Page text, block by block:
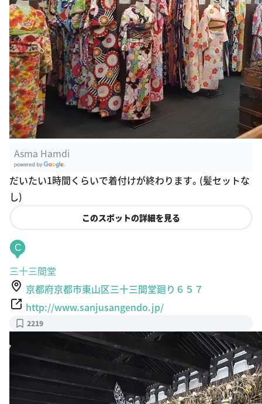
Asma Hamdi
oogle Plac
es
だいたい1時間くらいで着付けが終わります。(髪セットな
し)
このスポットの詳細を見る
C
三十三間堂
京都府京都市東山区三十三間堂廻り６５７
http://www.sanjusangendo.jp/
2219